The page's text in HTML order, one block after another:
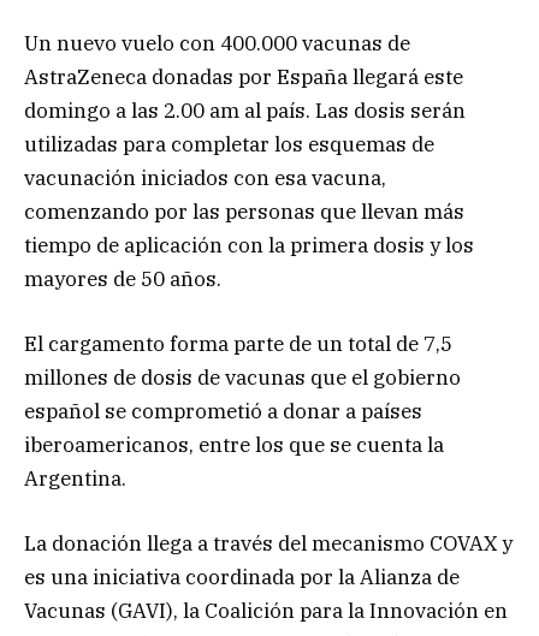
Un nuevo vuelo con 400.000 vacunas de
AstraZeneca donadas por España llegará este
domingo a las 2.00 am al país. Las dosis serán
utilizadas para completar los esquemas de
vacunación iniciados con esa vacuna,
comenzando por las personas que llevan más
tiempo de aplicación con la primera dosis y los
mayores de 50 años.
El cargamento forma parte de un total de 7,5
millones de dosis de vacunas que el gobierno
español se comprometió a donar a países
iberoamericanos, entre los que se cuenta la
Argentina.
La donación llega a través del mecanismo COVAX y
es una iniciativa coordinada por la Alianza de
Vacunas (GAVI), la Coalición para la Innovación en